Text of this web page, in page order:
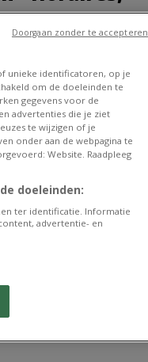
unieke identificatoren, op je
om de doeleinden te
gegevens voor de
advertenties die je ziet
te wijzigen of je
onder aan de webpagina te
Website. Raadpleeg
doeleinden:
ter identificatie. Informatie
advertentie- en
Doorgaan zonder te accepteren